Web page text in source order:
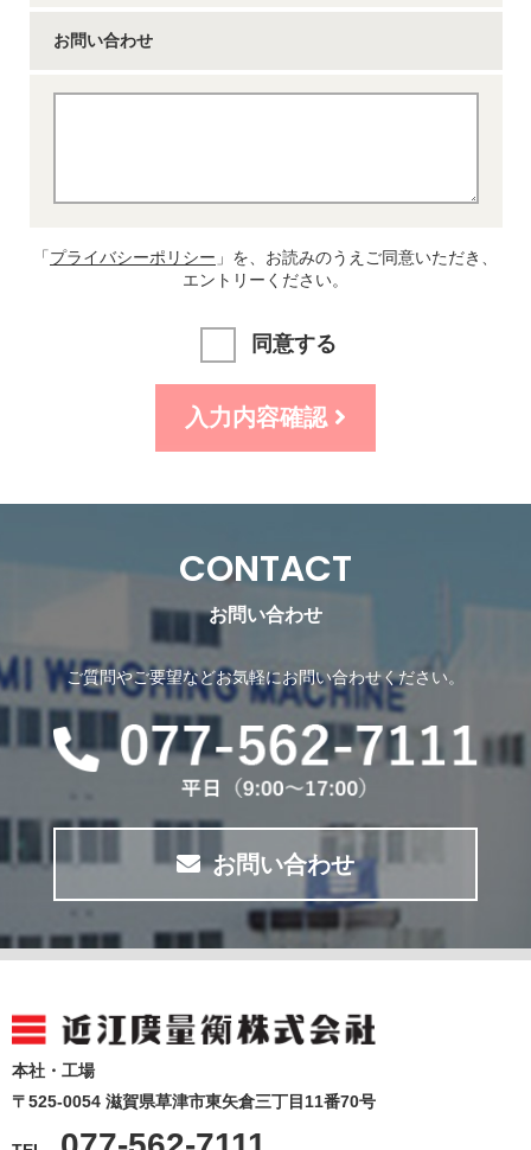
お問い合わせ
「プライバシーポリシー 」を、お読みのうえご同意いただき、
エントリーください。
同意する
入力内容確認
CONTACT
お問い合わせ
ご質問やご要望などお気軽にお問い合わせください。
お問い合わせ
本社・工場
〒525-0054 滋賀県草津市東矢倉三丁目11番70号